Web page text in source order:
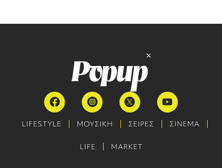
LIFESTYLE ΜΟΥΣΙΚΗ ΣΕΙΡΕΣ ΣΙΝΕΜΑ
LIFE MARKET